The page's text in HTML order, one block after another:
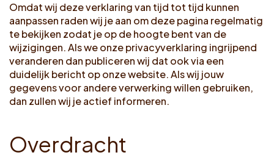
Omdat wij deze verklaring van tijd tot tijd kunnen
aanpassen raden wij je aan om deze pagina regelmatig
te bekijken zodat je op de hoogte bent van de
wijzigingen. Als we onze privacyverklaring ingrijpend
veranderen dan publiceren wij dat ook via een
duidelijk bericht op onze website. Als wij jouw
gegevens voor andere verwerking willen gebruiken,
dan zullen wij je actief informeren.
Overdracht